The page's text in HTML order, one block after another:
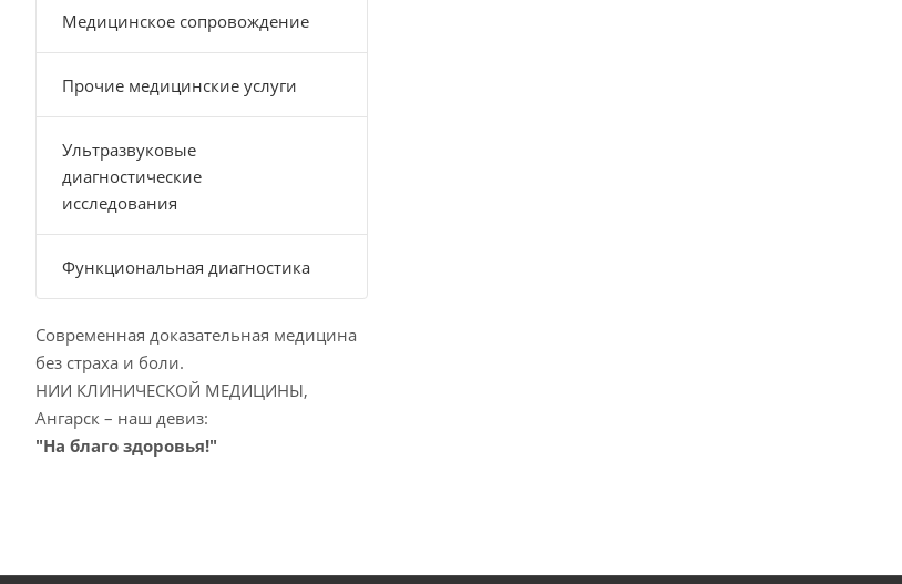
Медицинское сопровождение
Прочие медицинские услуги
Ультразвуковые
диагностические
исследования
Функциональная диагностика
Современная доказательная медицина
без страха и боли.
НИИ КЛИНИЧЕСКОЙ МЕДИЦИНЫ,
Ангарск – наш девиз:
"На благо здоровья!"